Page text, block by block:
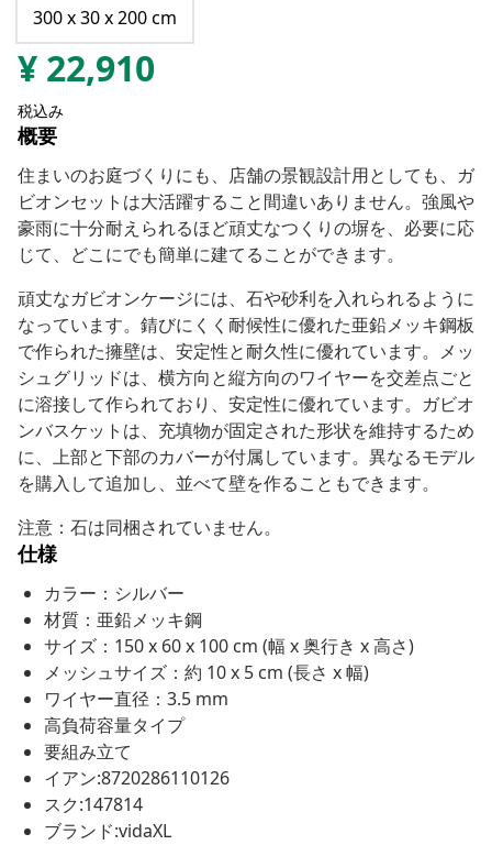
300 x 30 x 200 cm
¥ 22,910
税込み
概要
住まいのお庭づくりにも、店舗の景観設計用としても、ガ
ビオンセットは大活躍すること間違いありません。強風や
豪雨に十分耐えられるほど頑丈なつくりの塀を、必要に応
じて、どこにでも簡単に建てることができます。
頑丈なガビオンケージには、石や砂利を入れられるように
なっています。錆びにくく耐候性に優れた亜鉛メッキ鋼板
で作られた擁壁は、安定性と耐久性に優れています。メッ
シュグリッドは、横方向と縦方向のワイヤーを交差点ごと
に溶接して作られており、安定性に優れています。ガビオ
ンバスケットは、充填物が固定された形状を維持するため
に、上部と下部のカバーが付属しています。異なるモデル
を購入して追加し、並べて壁を作ることもできます。
注意：石は同梱されていません。
仕様
カラー：シルバー
材質：亜鉛メッキ鋼
サイズ：150 x 60 x 100 cm (幅 x 奥行き x 高さ)
メッシュサイズ：約 10 x 5 cm (長さ x 幅)
ワイヤー直径：3.5 mm
高負荷容量タイプ
要組み立て
イアン:8720286110126
スク:147814
ブランド:vidaXL